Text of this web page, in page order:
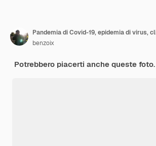
benzoix
Potrebbero piacerti anche queste foto.